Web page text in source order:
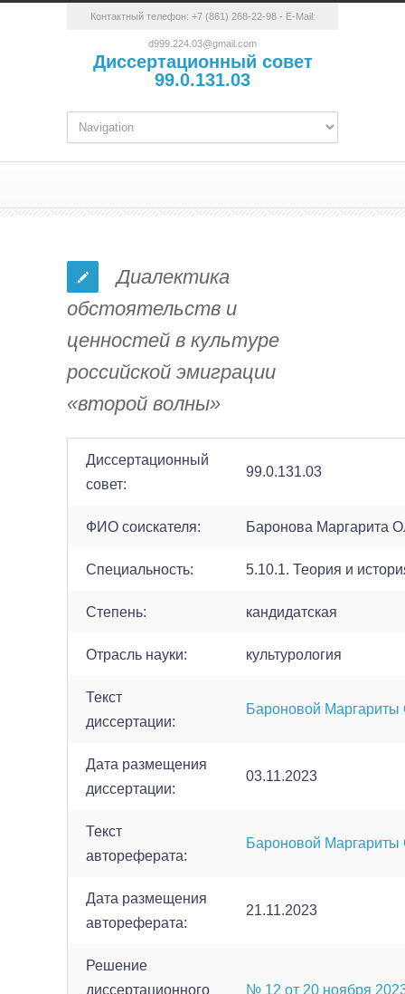
Контактный телефон: +7 (861) 268-22-98- E-Mail:
d999.224.03@gmail.com
Диссертационный совет
99.0.131.03
Диалектика
обстоятельств и
ценностей в культуре
российской эмиграции
«второй волны»
Диссертационный
совет:
99.0.131.03
ФИО соискателя: Баронова Маргарита
Cпециальность: 5.10.1. Теория и
Cтепень: кандидатская
Отрасль науки: культурология
Текст
диссертации:
Бароновой Маргариты
Дата размещения
диссертации:
03.11.2023
Текст
автореферата:
Бароновой Маргариты
Дата размещения
автореферата:
21.11.2023
Решение
диссертационного
№ 12 от 20 ноября